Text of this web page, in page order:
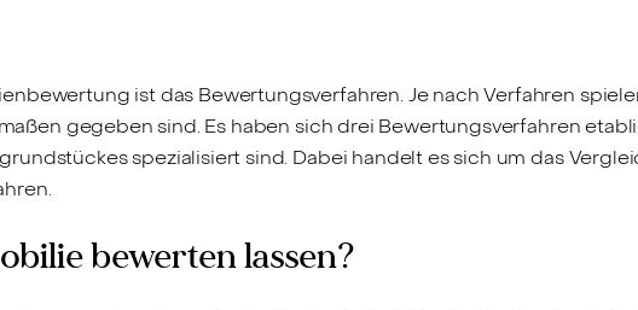
ist das Bewertungsverfahren. Je nach Verfahren
gegeben sind. Es haben sich drei Bewertungsverfahren
spezialisiert sind. Dabei handelt es sich um das
bewerten lassen?